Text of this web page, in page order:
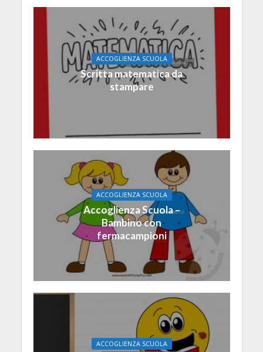
ACCOGLIENZA SCUOLA
Scritta matematica da
stampare
ACCOGLIENZA SCUOLA
Accoglienza Scuola –
Bambino con
fermacampioni
ACCOGLIENZA SCUOLA